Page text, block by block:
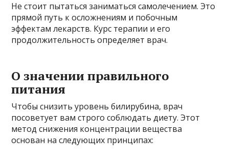
Не стоит пытаться заниматься самолечением. Это
прямой путь к осложнениям и побочным
эффектам лекарств. Курс терапии и его
продолжительность определяет врач.
О значении правильного
питания
Чтобы снизить уровень билирубина, врач
посоветует вам строго соблюдать диету. Этот
метод снижения концентрации вещества
основан на следующих принципах: